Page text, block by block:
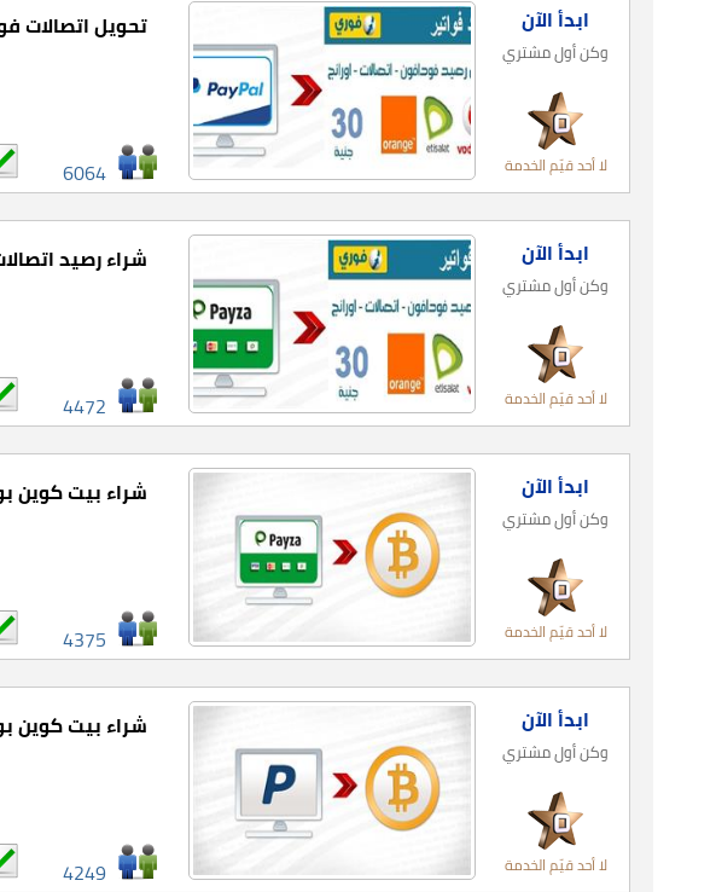
تحويل اتصالات ابدأ الآن
وكن أول مشتري
لا أحد قيّم الخدمة 6064
شراء رصيد ابدأ الآن
وكن أول مشتري
لا أحد قيّم الخدمة 4472
شراء بيت كوين ابدأ الآن
وكن أول مشتري
لا أحد قيّم الخدمة 4375
شراء بيت كوين ابدأ الآن
وكن أول مشتري
لا أحد قيّم الخدمة 4249